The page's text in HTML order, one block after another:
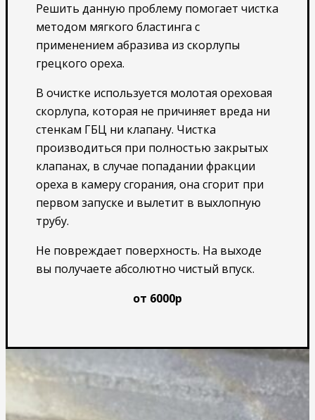
Решить данную проблему помогает чистка
методом мягкого бластинга с
применением абразива из скорлупы
грецкого ореха.
В очистке используется молотая ореховая
скорлупа, которая не причиняет вреда ни
стенкам ГБЦ ни клапану. Чистка
производиться при полностью закрытых
клапанах, в случае попадании фракции
ореха в камеру сгорания, она сгорит при
первом запуске и вылетит в выхлопную
трубу.
Не повреждает поверхность. На выходе
вы получаете абсолютно чистый впуск.
от 6000р